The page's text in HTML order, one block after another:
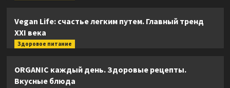
Vegan Life: счастье легким путем. Главный тренд
XXI века
Здоровое питание
ORGANIC каждый день. Здоровые рецепты.
Вкусные блюда